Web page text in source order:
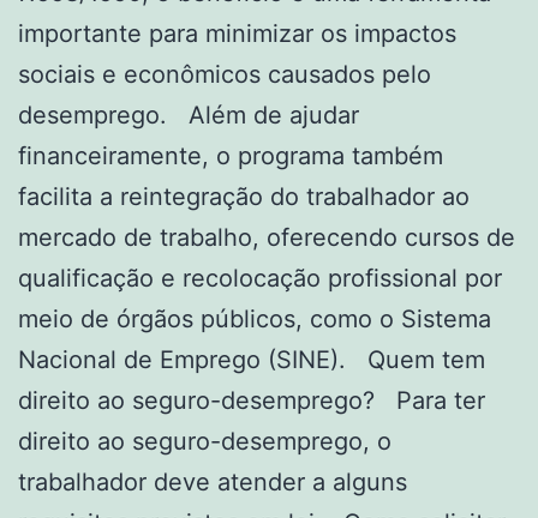
importante para minimizar os impactos
sociais e econômicos causados pelo
desemprego. Além de ajudar
financeiramente, o programa também
facilita a reintegração do trabalhador ao
mercado de trabalho, oferecendo cursos de
qualificação e recolocação profissional por
meio de órgãos públicos, como o Sistema
Nacional de Emprego (SINE). Quem tem
direito ao seguro-desemprego? Para ter
direito ao seguro-desemprego, o
trabalhador deve atender a alguns